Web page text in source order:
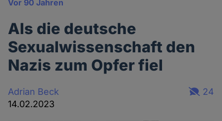
Vor 90 Jahren
Als die deutsche
Sexualwissenschaft den
Nazis zum Opfer fiel
Adrian Beck
14.02.2023
24